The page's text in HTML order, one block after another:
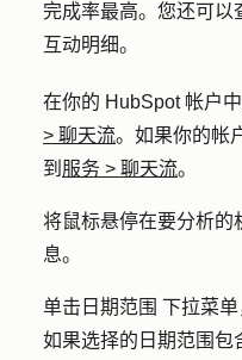
完成率最高。您还可以
互动明细。
在你的 HubSpot 帐户
> 聊天流。如果你的帐
到 服务 > 聊天流。
将鼠标悬停在要分析的
息。
单击 日期范围 下拉菜单
如果选择的日期范围包